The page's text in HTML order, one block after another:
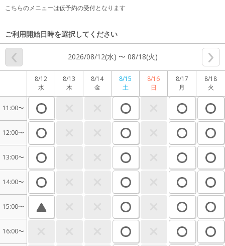
こちらのメニューは仮予約の受付となります
ご利用開始日時を選択してください
2026/08/12(水) 〜 08/18(火)
8/12
水
8/13
木
8/14
金
8/15
土
8/16
日
8/17
月
8/18
火
11:00〜
12:00〜
13:00〜
14:00〜
15:00〜
16:00〜